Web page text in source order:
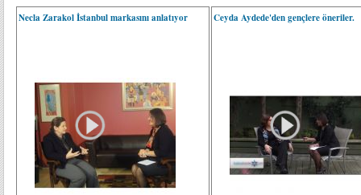
Necla Zarakol İstanbul markasını anlatıyor Ceyda Aydede'den gençlere öneriler.